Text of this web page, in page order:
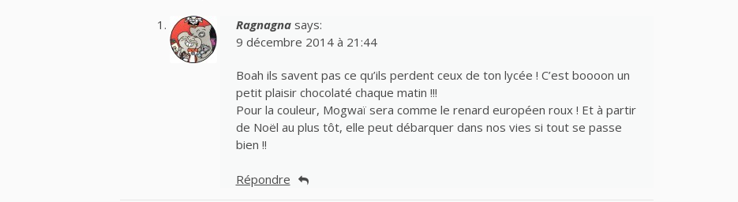
Ragnagna says:
9 décembre 2014 à 21:44
Boah ils savent pas ce qu’ils perdent ceux de ton lycée ! C’est boooon un
petit plaisir chocolaté chaque matin !!!
Pour la couleur, Mogwaï sera comme le renard européen roux ! Et à partir
de Noël au plus tôt, elle peut débarquer dans nos vies si tout se passe
bien !!
Répondre